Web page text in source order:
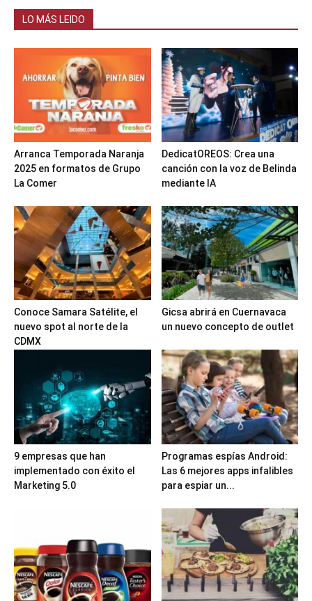
LO MÁS LEIDO
Arranca Temporada Naranja
2025 en formatos de Grupo
La Comer
DedicatOREOS: Crea una
canción con la voz de Belinda
mediante IA
Conoce Samara Satélite, el
nuevo spot al norte de la
CDMX
Gicsa abrirá en Cuernavaca
un nuevo concepto de outlet
9 empresas que han
implementado con éxito el
Marketing 5.0
Programas espías Android:
Las 6 mejores apps infalibles
para espiar un...